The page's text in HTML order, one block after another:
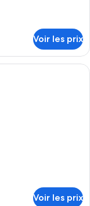
Voir les prix
d’hôtel avec un grand
Voir les prix